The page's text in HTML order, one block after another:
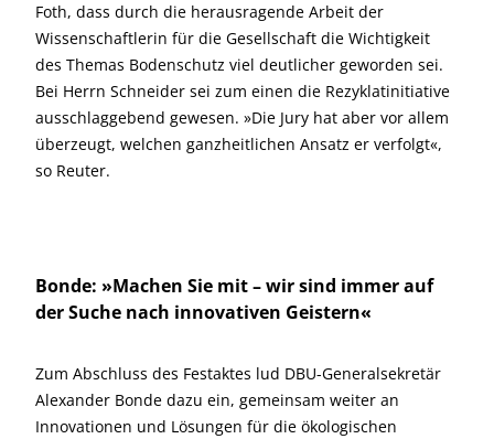
Foth, dass durch die herausragende Arbeit der
Wissenschaftlerin für die Gesellschaft die Wichtigkeit
des Themas Bodenschutz viel deutlicher geworden sei.
Bei Herrn Schneider sei zum einen die Rezyklatinitiative
ausschlaggebend gewesen. »Die Jury hat aber vor allem
überzeugt, welchen ganzheitlichen Ansatz er verfolgt«,
so Reuter.
Bonde: »Machen Sie mit – wir sind immer auf
der Suche nach innovativen Geistern«
Zum Abschluss des Festaktes lud DBU-Generalsekretär
Alexander Bonde dazu ein, gemeinsam weiter an
Innovationen und Lösungen für die ökologischen